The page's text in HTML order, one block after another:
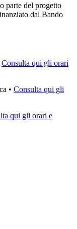
parte del progetto
dal Bando
Consulta qui gli orari
• Consulta qui gli
qui gli orari e